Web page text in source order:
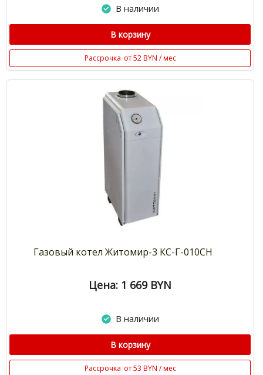
В наличии
В корзину
Рассрочка от 52 BYN / мес
Газовый котел Житомир-3 КС-Г-010СН
Цена: 1 669 BYN
В наличии
В корзину
Рассрочка от 53 BYN / мес